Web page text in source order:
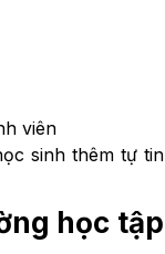
viên
sinh thêm tự tin
học tập